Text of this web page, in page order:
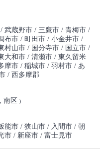
武蔵野市 三鷹市 青梅市
布市 町田市 小金井市
村山市 国分寺市
国立市
大和市 清瀬市 東久留米
摩市 稲城市 羽村市 あ
西多摩郡
南区)
能市 狭山市 入間市 朝
市 新座市 富士見市